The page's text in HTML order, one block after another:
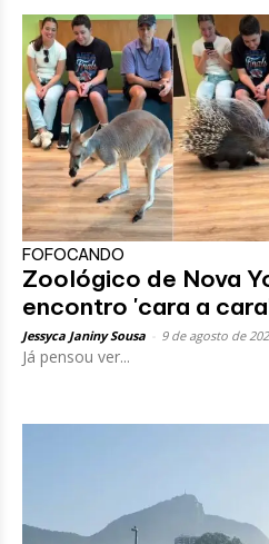
FOFOCANDO
Zoológico de Nova
encontro 'cara a
Jessyca Janiny Sousa 9 de agosto de
Já pensou ver...